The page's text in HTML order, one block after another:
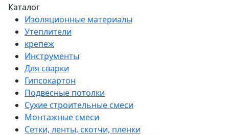
Каталог
Изоляционные материалы
Утеплители
крепеж
Инструменты
Для сварки
Гипсокартон
Подвесные потолки
Сухие строительные смеси
Монтажные смеси
Сетки, ленты, скотчи, пленки